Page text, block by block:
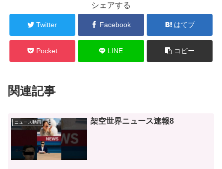
シェアする
Twitter Facebook はてブ
Pocket LINE コピー
関連記事
ニュース動画 架空世界ニュース速報8